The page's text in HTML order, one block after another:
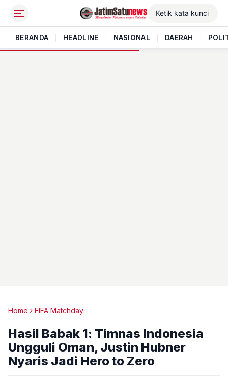
BERANDA HEADLINE NASIONAL DAERAH
Home FIFA Matchday
Hasil Babak 1: Timnas Indonesia
Ungguli Oman, Justin Hubner
Nyaris Jadi Hero to Zero